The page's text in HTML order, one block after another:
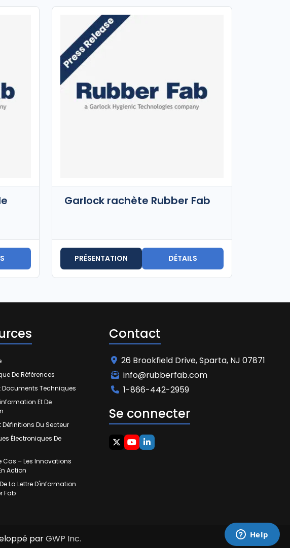
Garlock rachète Rubber Fab
PRÉSENTATION DÉTAILS
De Références
Documents Techniques
Et De
Définitions Du Secteur
Électroniques De
Cas – Les Innovations
Action
La Lettre D'information
Fab
Contact
26 Brookfield Drive, Sparta, NJ 07871
info@rubberfab.com
1-866-442-2959
Se connecter
parGWP Inc.